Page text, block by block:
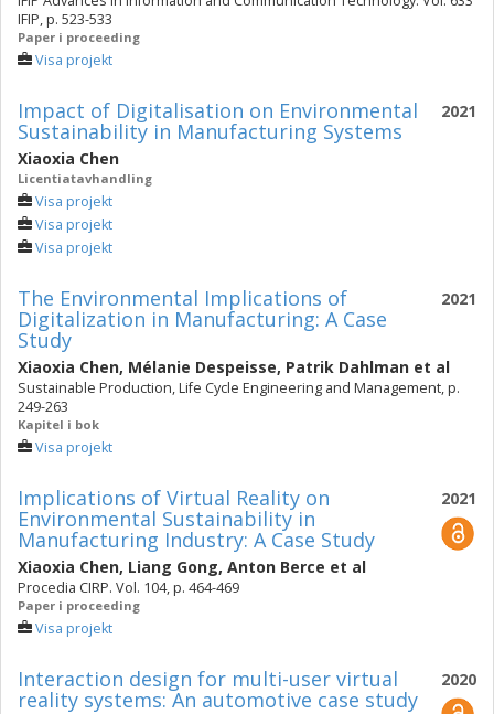
IFIP, p. 523-533
Paper i proceeding
Visa projekt
2021
Impact of Digitalisation on Environmental
Sustainability in Manufacturing Systems
Xiaoxia Chen
Licentiatavhandling
Visa projekt
Visa projekt
Visa projekt
2021
The Environmental Implications of
Digitalization in Manufacturing: A Case
Study
Xiaoxia Chen, Mélanie Despeisse, Patrik Dahlman et al
Sustainable Production, Life Cycle Engineering and Management, p.
249-263
Kapitel i bok
Visa projekt
2021
Implications of Virtual Reality on
Environmental Sustainability in
Manufacturing Industry: A Case Study
Xiaoxia Chen, Liang Gong, Anton Berce et al
Procedia CIRP. Vol. 104, p. 464-469
Paper i proceeding
Visa projekt
2020
Interaction design for multi-user virtual
reality systems: An automotive case study